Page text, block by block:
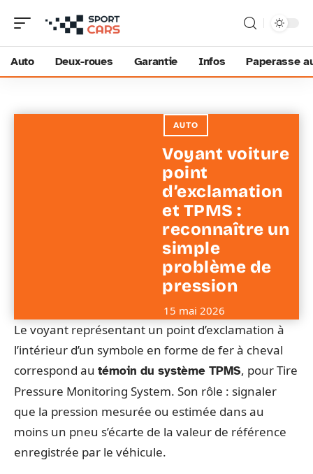
Auto Deux-roues Garantie Infos Paperasse
AUTO
Voyant voiture
point
d’exclamation
et TPMS :
reconnaître un
simple
problème de
pression
15 mai 2026
Le voyant représentant un point d’exclamation à
l’intérieur d’un symbole en forme de fer à cheval
correspond au témoin du système TPMS, pour Tire
Pressure Monitoring System. Son rôle : signaler
que la pression mesurée ou estimée dans au
moins un pneu s’écarte de la valeur de référence
enregistrée par le véhicule.